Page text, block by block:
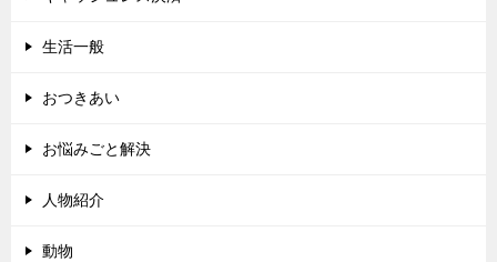
生活一般
おつきあい
お悩みごと解決
人物紹介
動物